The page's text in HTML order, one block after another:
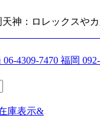
神：ロレックスや
06-4309-7470 福岡
庫表示&